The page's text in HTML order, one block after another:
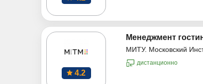
4.2
Менеджмент
МИТУ. Московский
дистанционно